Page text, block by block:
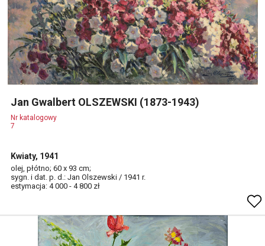
Jan Gwalbert OLSZEWSKI (1873-1943)
Nr katalogowy
7
Kwiaty, 1941
olej, płótno; 60 x 93 cm;
sygn. i dat. p. d.: Jan Olszewski / 1941 r.
estymacja: 4 000 - 4 800 zł